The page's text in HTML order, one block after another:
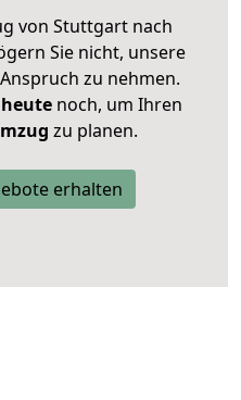
von Stuttgart nach
Sie nicht, unsere
zu nehmen.
noch, um Ihren
zu planen.
erhalten